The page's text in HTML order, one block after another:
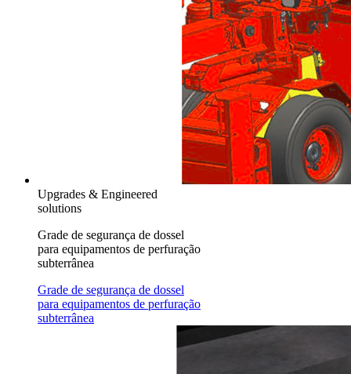
Upgrades & Engineered
solutions
Grade de segurança de dossel
para equipamentos de perfuração
subterrânea
Grade de segurança de dossel
para equipamentos de perfuração
subterrânea